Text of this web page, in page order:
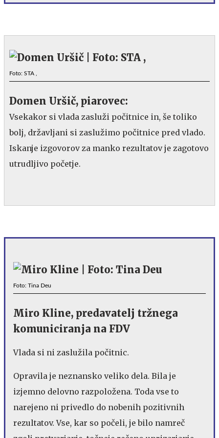
Foto: STA ,
Domen Uršič, piarovec:
Vsekakor si vlada zasluži počitnice in, še toliko
bolj, državljani si zaslužimo počitnice pred vlado.
Iskanje izgovorov za manko rezultatov je zagotovo
utrudljivo početje.
Foto: Tina Deu
Miro Kline, predavatelj tržnega
komuniciranja na FDV
Vlada si ni zaslužila počitnic.
Opravila je neznansko veliko dela. Bila je
izjemno delovno razpoložena. Toda vse to
narejeno ni privedlo do nobenih pozitivnih
rezultatov. Vse, kar so počeli, je bilo namreč